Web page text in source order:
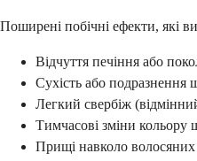
Поширені побічні ефекти, які
Відчуття печіння або
Сухість або подразнення
Легкий свербіж
Тимчасові зміни кольору
Прищі навколо волосяних